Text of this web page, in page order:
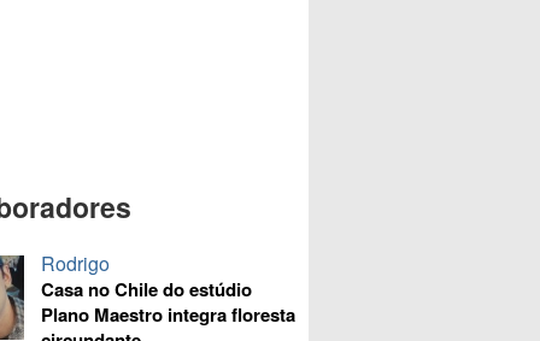
Rodrigo
Casa no Chile do estúdio
Plano Maestro integra floresta